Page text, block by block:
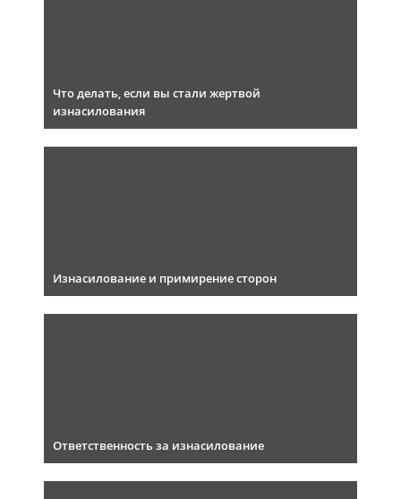
Что делать, если вы стали жертвой
изнасилования
Изнасилование и примирение сторон
Ответственность за изнасилование